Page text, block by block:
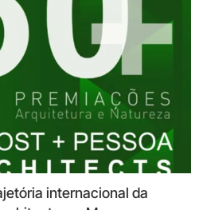
internacional da